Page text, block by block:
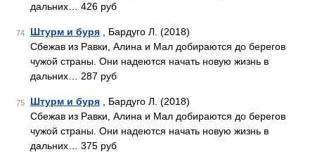
дальних… 426 руб
74 Штурм и буря , Бардуго Л. (2018)
Сбежав из Равки, Алина и Мал добираются до берегов
чужой страны. Они надеются начать новую жизнь в
дальних… 287 руб
75 Штурм и буря , Бардуго Л. (2018)
Сбежав из Равки, Алина и Мал добираются до берегов
чужой страны. Они надеются начать новую жизнь в
дальних… 375 руб